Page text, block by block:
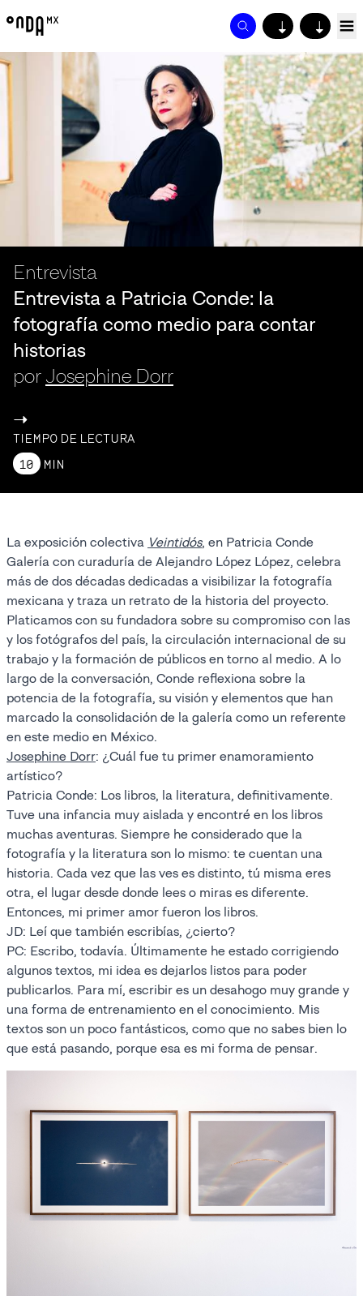
↓ ↓
Entrevista
Entrevista a Patricia Conde: la
fotografía como medio para contar
historias
por Josephine Dorr
->
TIEMPO DE LECTURA
10
MIN
La exposición colectiva Veintidós, en Patricia Conde
Galería con curaduría de Alejandro López López, celebra
más de dos décadas dedicadas a visibilizar la fotografía
mexicana y traza un retrato de la historia del proyecto.
Platicamos con su fundadora sobre su compromiso con las
y los fotógrafos del país, la circulación internacional de su
trabajo y la formación de públicos en torno al medio. A lo
largo de la conversación, Conde reflexiona sobre la
potencia de la fotografía, su visión y elementos que han
marcado la consolidación de la galería como un referente
en este medio en México.
Josephine Dorr: ¿Cuál fue tu primer enamoramiento
artístico?
Patricia Conde: Los libros, la literatura, definitivamente.
Tuve una infancia muy aislada y encontré en los libros
muchas aventuras. Siempre he considerado que la
fotografía y la literatura son lo mismo: te cuentan una
historia. Cada vez que las ves es distinto, tú misma eres
otra, el lugar desde donde lees o miras es diferente.
Entonces, mi primer amor fueron los libros.
JD: Leí que también escribías, ¿cierto?
PC: Escribo, todavía. Últimamente he estado corrigiendo
algunos textos, mi idea es dejarlos listos para poder
publicarlos. Para mí, escribir es un desahogo muy grande y
una forma de entrenamiento en el conocimiento. Mis
textos son un poco fantásticos, como que no sabes bien lo
que está pasando, porque esa es mi forma de pensar.